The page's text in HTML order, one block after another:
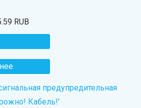
RUB